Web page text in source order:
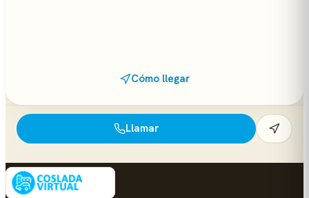
Cómo llegar
Llamar